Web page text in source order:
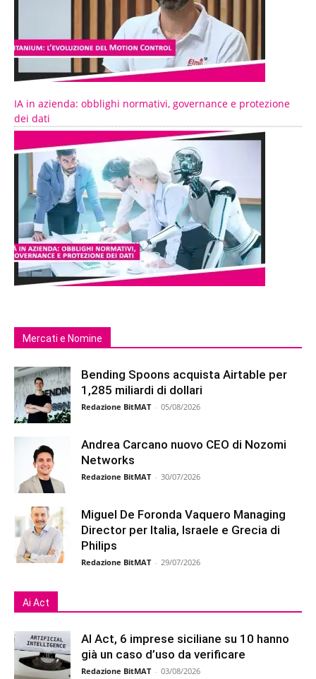
IA in azienda: obblighi normativi, governance e protezione
dei dati
Mercati e Nomine
Bending Spoons acquista Airtable per
1,285 miliardi di dollari
Redazione BitMAT - 05/08/2026
Andrea Carcano nuovo CEO di Nozomi
Networks
Redazione BitMAT - 30/07/2026
Miguel De Foronda Vaquero Managing
Director per Italia, Israele e Grecia di
Philips
Redazione BitMAT - 29/07/2026
Ai Act
AI Act, 6 imprese siciliane su 10 hanno
già un caso d’uso da verificare
Redazione BitMAT - 03/08/2026